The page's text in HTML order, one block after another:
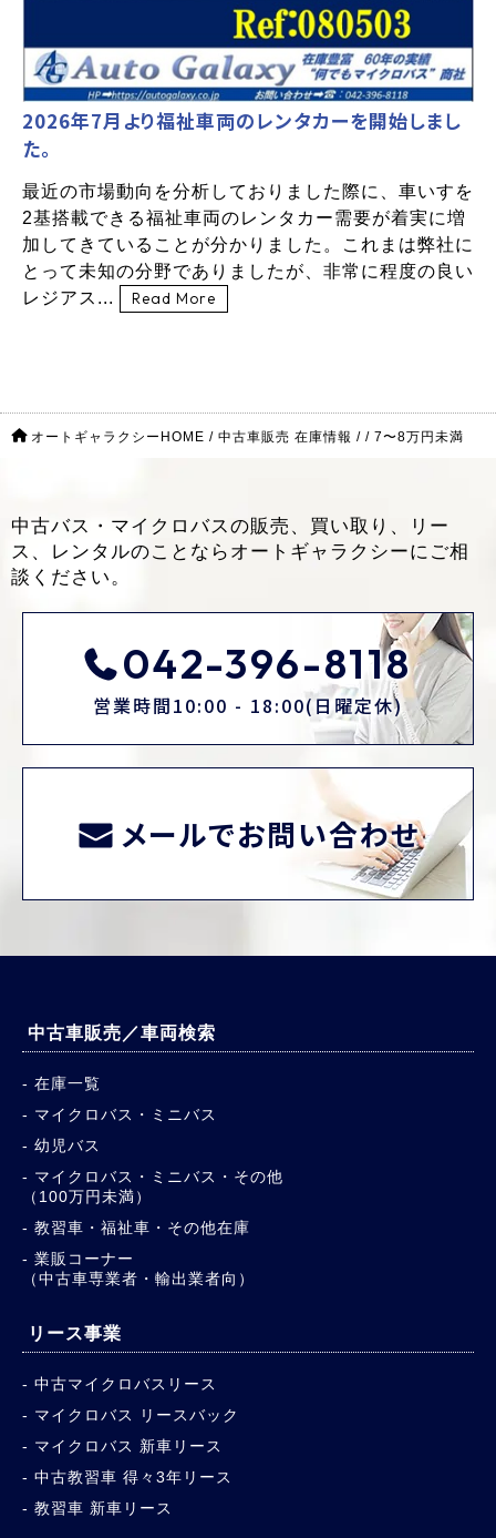
2026年7月より福祉車両のレンタカーを開始しまし
た。
最近の市場動向を分析しておりました際に、車いすを
2基搭載できる福祉車両のレンタカー需要が着実に増
加してきていることが分かりました。これまは弊社に
とって未知の分野でありましたが、非常に程度の良い
レジアス...
Read More
オートギャラクシーHOME / 中古車販売 在庫情報 / / 7〜8万円未満
中古バス・マイクロバスの販売、買い取り、リー
ス、レンタルのことなら オートギャラクシーにご相
談ください。
042-396-8118
営業時間10:00 - 18:00(日曜定休)
メールでお問い合わせ
中古車販売／車両検索
在庫一覧
マイクロバス・ミニバス
幼児バス
マイクロバス・ミニバス・その他
（100万円未満）
教習車・福祉車・その他在庫
業販コーナー
（中古車専業者・輸出業者向）
リース事業
中古マイクロバスリース
マイクロバス リースバック
マイクロバス 新車リース
中古教習車 得々3年リース
教習車 新車リース